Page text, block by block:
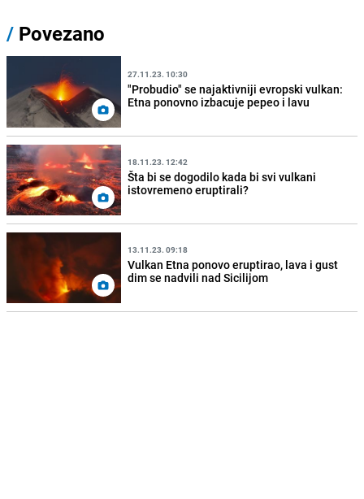
/ Povezano
27.11.23. 10:30
"Probudio" se najaktivniji evropski vulkan:
Etna ponovno izbacuje pepeo i lavu
18.11.23. 12:42
Šta bi se dogodilo kada bi svi vulkani
istovremeno eruptirali?
13.11.23. 09:18
Vulkan Etna ponovo eruptirao, lava i gust
dim se nadvili nad Sicilijom